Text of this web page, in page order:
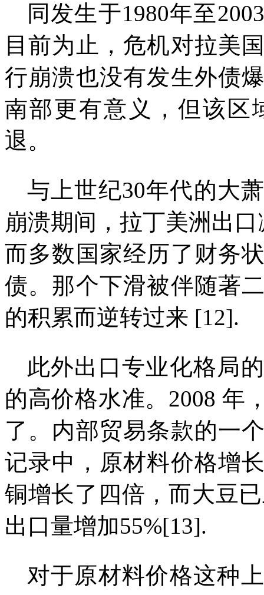
同发生于1980年至2003
目前为止，危机对拉美
行崩溃也没有发生外债
南部更有意义，但该区
退。
与上世纪30年代的大
崩溃期间，拉丁美洲出
而多数国家经历了财务
债。那个下滑被伴随著
的积累而逆转过来 [12].
此外出口专业化格局
的高价格水准。 2008 年
了。内部贸易条款的一
记录中，原材料价格增
铜增长了四倍，而大豆
出口量增加55%[13].
对于原材料价格这种